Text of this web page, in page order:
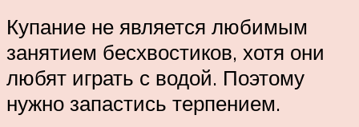
Купание не является любимым
занятием бесхвостиков, хотя они
любят играть с водой. Поэтому
нужно запастись терпением.